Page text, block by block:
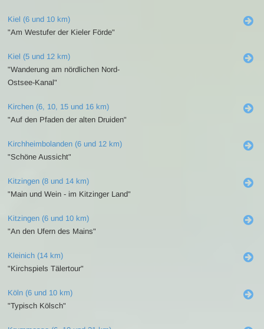
Kiel (6 und 10 km)
"Am Westufer der Kieler Förde"
Kiel (5 und 12 km)
"Wanderung am nördlichen Nord-
Ostsee-Kanal"
Kirchen (6, 10, 15 und 16 km)
"Auf den Pfaden der alten Druiden"
Kirchheimbolanden (6 und 12 km)
"Schöne Aussicht"
Kitzingen (8 und 14 km)
"Main und Wein - im Kitzinger Land"
Kitzingen (6 und 10 km)
"An den Ufern des Mains"
Kleinich (14 km)
"Kirchspiels Tälertour"
Köln (6 und 10 km)
"Typisch Kölsch"